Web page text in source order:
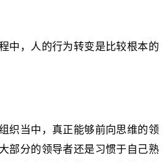
中，人的行为转变是比较根本的
织当中，真正能够前向思维的领
部分的领导者还是习惯于自己熟